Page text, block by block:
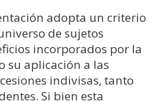
adopta un criterio
de sujetos
incorporados por la
su aplicación a las
indivisas, tanto
Si bien esta